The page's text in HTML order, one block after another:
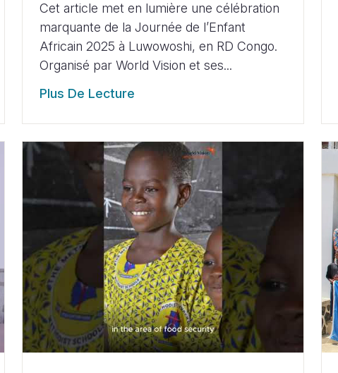
Cet article met en lumière une célébration
marquante de la Journée de l’Enfant
Africain 2025 à Luwowoshi, en RD Congo.
Organisé par World Vision et ses...
Plus De Lecture